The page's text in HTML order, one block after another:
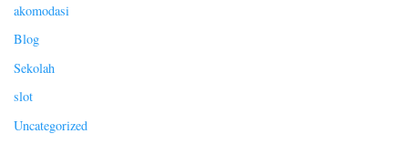
akomodasi
Blog
Sekolah
slot
Uncategorized